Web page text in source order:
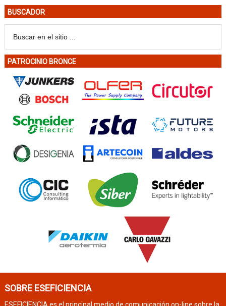
BUSCADOR
PATROCINIO BRONCE
SOBRE ESEFICIENCIA